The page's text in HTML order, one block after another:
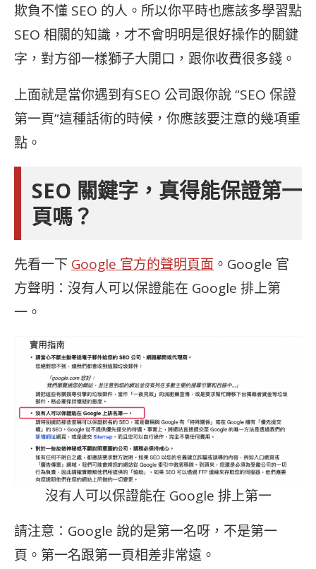
欺負不懂 SEO 的人。所以你平時也應該多學習點
SEO 相關的知識，才不會明明是很好操作的關鍵
字，對方卻一樣獅子大開口，跟你收費很多錢。
上面就是當你遇到有SEO 公司跟你說 “SEO 保證
第一頁”這種話術的時候，你應該要注意的幾項重
點。
SEO 關鍵字，真得能保證第一
頁嗎？
先看一下 Google 官方的聲明頁面 。Google 官
方聲明：沒有人可以保證能在 Google 排上第
一。
沒有人可以保證能在 Google 排上第一
請注意：Google 說的是第一名呀，不是第一
頁。第一名跟第一頁相差非常遠。